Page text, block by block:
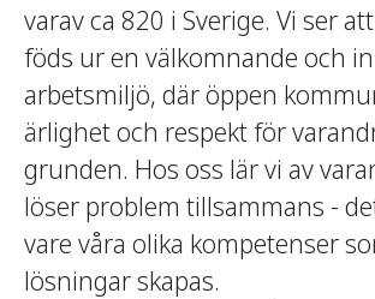
varav ca 820 i Sverige. Vi ser
föds ur en välkomnande och
arbetsmiljö, där öppen
ärlighet och respekt för
grunden. Hos oss lär vi av
löser problem tillsammans -
vare våra olika kompetenser
lösningar skapas.